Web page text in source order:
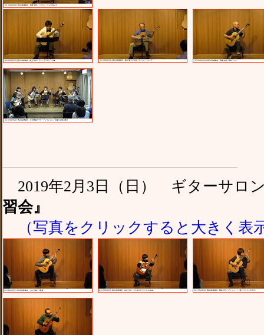
2019年2月3日（日） ギターサ
習会』
（写真をクリックすると大きく表